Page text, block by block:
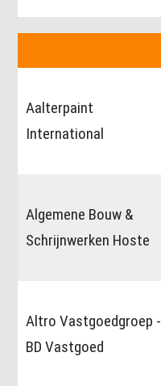
Aalterpaint
International
Algemene Bouw &
Schrijnwerken Hoste
Altro Vastgoedgroep -
BD Vastgoed